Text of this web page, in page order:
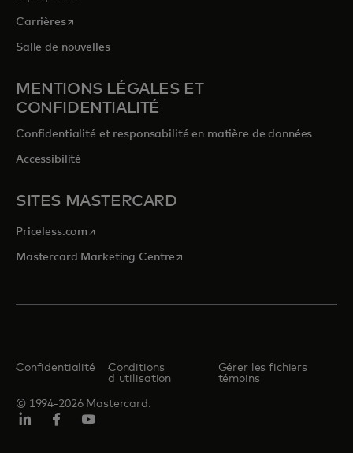
Carrièress’ouvre dans un nouvel onglet
Salle de nouvelles
MENTIONS LÉGALES ET
CONFIDENTIALITÉ
Confidentialité et responsabilité en matière de données
Accessibilité
SITES MASTERCARD
Priceless.com s’ouvre dans un nouvel onglet
Mastercard Marketing Centre s’ouvre dans un nouvel onglet
© 1994-2026 Mastercard.
Confidentialité
Conditions
d'utilisation
Gérer les fichiers
témoins